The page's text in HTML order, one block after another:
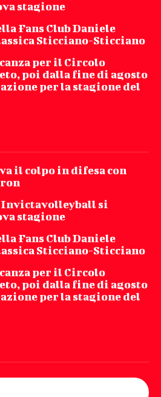
stagione
Fans Club Daniele
Sticciano-Sticciano
per il Circolo
poi dalla fine di agosto
per la stagione del
il colpo in difesa con
Invictavolleyball si
stagione
Fans Club Daniele
Sticciano-Sticciano
per il Circolo
poi dalla fine di agosto
per la stagione del